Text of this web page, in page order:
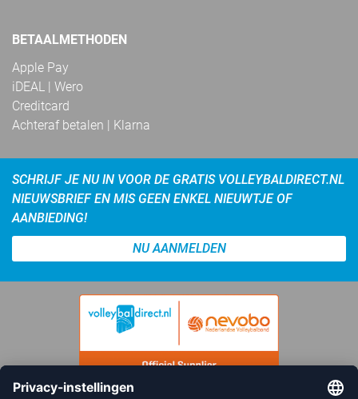
BETAALMETHODEN
Apple Pay
iDEAL | Wero
Creditcard
Achteraf betalen | Klarna
SCHRIJF JE NU IN VOOR DE GRATIS VOLLEYBALDIRECT.NL
NIEUWSBRIEF EN MIS GEEN ENKEL NIEUWTJE OF
AANBIEDING!
NU AANMELDEN